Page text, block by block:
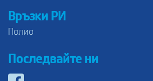
Връзки РИ
Полио
Последвайте ни